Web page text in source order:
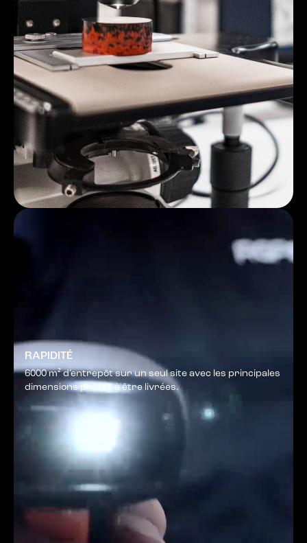
RAPIDITÉ
6000 m² d’entrepôt sur un seul site avec les principales
dimensions prêtes à être livrées.